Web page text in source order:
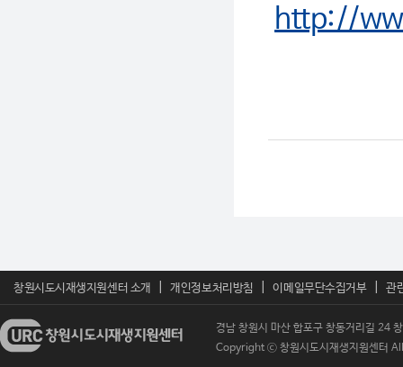
http://
창원시도시재생지원센터 소개 개인정보처리방침 이메일무단수집거부 관
경남 창원시 마산 합포구 창동거리길
Copyright ⓒ 창원시도시재생지원센터